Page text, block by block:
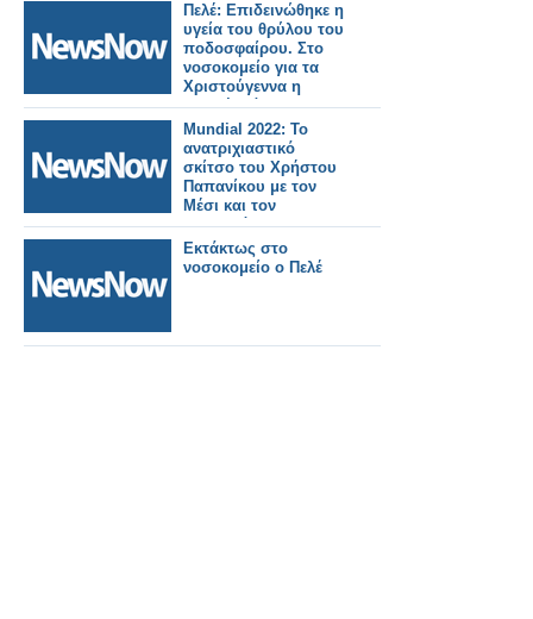
Πελέ: Επιδεινώθηκε η
υγεία του θρύλου του
ποδοσφαίρου. Στο
νοσοκομείο για τα
Χριστούγεννα η
οικογένειά του
Mundial 2022: Το
ανατριχιαστικό
σκίτσο του Χρήστου
Παπανίκου με τον
Μέσι και τον
Μαραντόνα
Εκτάκτως στο
νοσοκομείο ο Πελέ